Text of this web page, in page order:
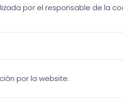
por el responsable de la
por la website.